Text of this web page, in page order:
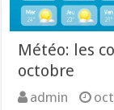
Météo: les
octobre
admin